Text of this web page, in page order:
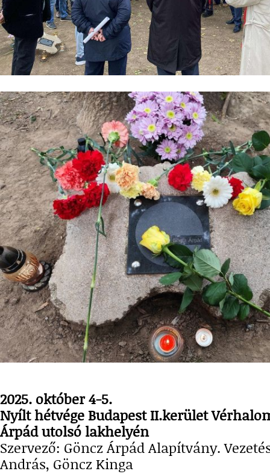
2025. október 4-5.
Nyílt hétvége Budapest II.kerület
Árpád utolsó lakhelyén
Szervező: Göncz Árpád Alapítvány.
András, Göncz Kinga